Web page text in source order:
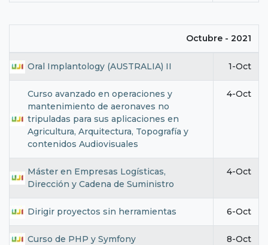
Octubre - 2021
Oral Implantology (AUSTRALIA) II 1-Oct
Curso avanzado en operaciones y
mantenimiento de aeronaves no
tripuladas para sus aplicaciones en
Agricultura, Arquitectura, Topografía y
contenidos Audiovisuales
4-Oct
Máster en Empresas Logísticas,
Dirección y Cadena de Suministro
4-Oct
Dirigir proyectos sin herramientas 6-Oct
Curso de PHP y Symfony 8-Oct